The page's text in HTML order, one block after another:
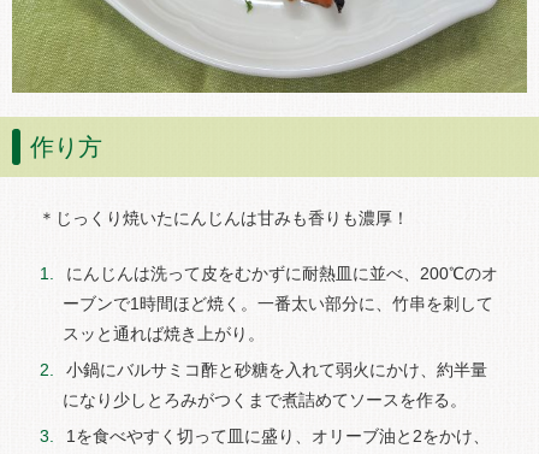
作り方
＊じっくり焼いたにんじんは甘みも香りも濃厚！
にんじんは洗って皮をむかずに耐熱皿に並べ、200℃のオ
ーブンで1時間ほど焼く。一番太い部分に、竹串を刺して
スッと通れば焼き上がり。
小鍋にバルサミコ酢と砂糖を入れて弱火にかけ、約半量
になり少しとろみがつくまで煮詰めてソースを作る。
1を食べやすく切って皿に盛り、オリーブ油と2をかけ、